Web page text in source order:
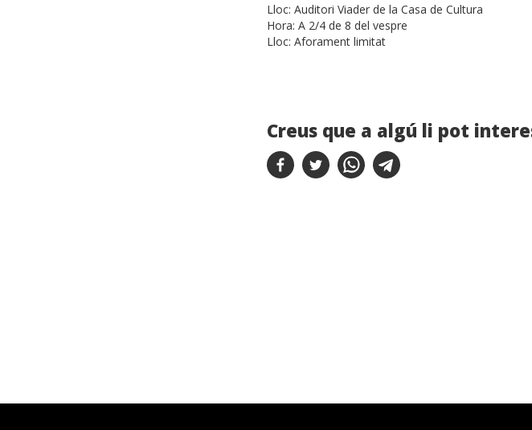
Lloc: Auditori Viader de la Casa de Cultura
Hora: A 2/4 de 8 del vespre
Lloc: Aforament limitat
Creus que a algú li pot